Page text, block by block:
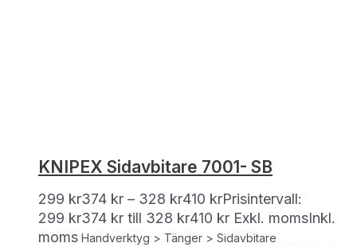
KNIPEX Sidavbitare 7001- SB
299 kr374 kr – 328 kr410 krPrisintervall:
299 kr374 kr till 328 kr410 kr Exkl. momsInkl.
moms Handverktyg > Tänger > Sidavbitare